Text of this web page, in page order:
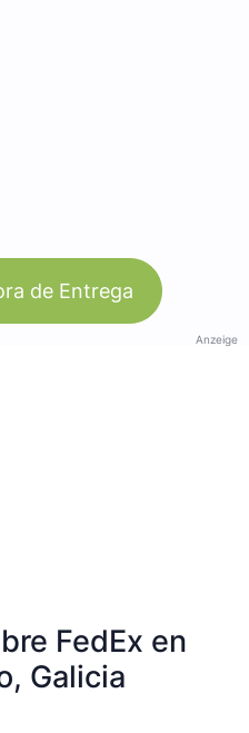
de Entrega
Anzeige
FedEx en
Galicia